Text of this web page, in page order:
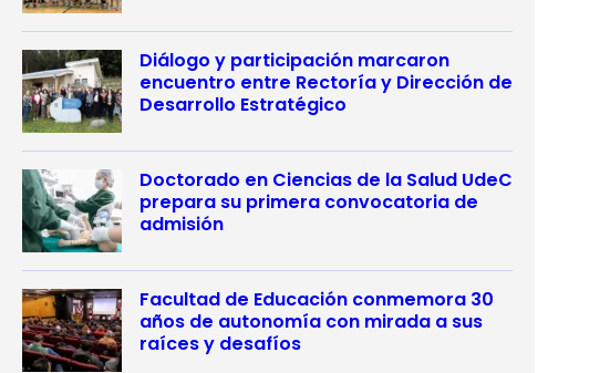
Diálogo y participación marcaron
encuentro entre Rectoría y Dirección de
Desarrollo Estratégico
Doctorado en Ciencias de la Salud UdeC
prepara su primera convocatoria de
admisión
Facultad de Educación conmemora 30
años de autonomía con mirada a sus
raíces y desafíos